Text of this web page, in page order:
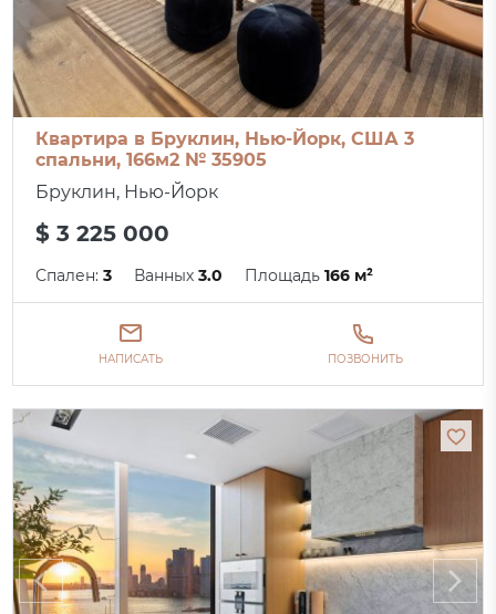
Квартира в Бруклин, Нью-Йорк, США 3
спальни, 166м2 № 35905
Бруклин, Нью-Йорк
$ 3 225 000
Спален:3 Ванных3.0 Площадь166 м²
НАПИСАТЬ ПОЗВОНИТЬ